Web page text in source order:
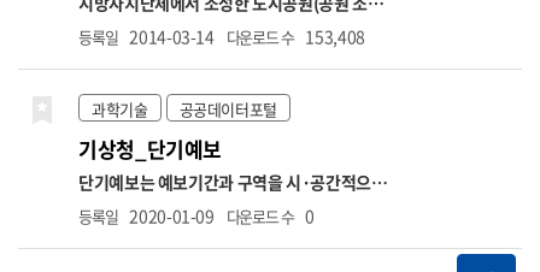
각,요금정보,주차기본시간,주차기본요금,추가
단위시간,추가단위요금,1일주차권요금적용시
간,1일주차권요금,월정기권요금,결제방법,특
기사항,관리기관명,전화번호,위도,경도,장애
인전용주차구역보유여부
이 완료되지 않은 공원정보는 제공범위(대상)에
서 제외) * 항목명: 관리번호,공원명,공원구분,
공원면적,공원보유시설(운동시설),공원보유시
설(유희시설),공원보유시설(편익시설),공원보
유시설(교양시설),공원보유시설(기타시설),지
정고시일,관리기관명,전화번호
등록일 2014-03-14 다운로드 수 153,408
과학기술 공공데이터포털
기상청_단기예보
단기예보는 예보기간과 구역을 시·공간적으로
세분화하여 발표하는 예보입니다. 지역별 시간
별 차이로 인한 수요자의 불편을 최소화하기 위
등록일 2020-01-09 다운로드 수 0